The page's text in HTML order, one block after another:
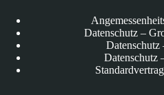
Datenschutz –
Datenschutz
Datenschutz